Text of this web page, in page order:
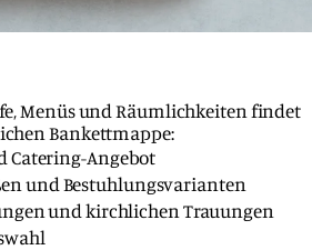
Menüs und Räumlichkeiten findet
Bankettmappe:
Catering-Angebot
und Bestuhlungsvarianten
und kirchlichen Trauungen